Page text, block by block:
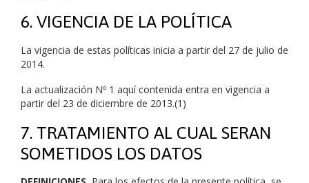
6. VIGENCIA DE LA POLÍTICA
La vigencia de estas políticas inicia a partir del 27 de julio de
2014.
La actualización Nº 1 aquí contenida entra en vigencia a
partir del 23 de diciembre de 2013.(1)
7. TRATAMIENTO AL CUAL SERAN
SOMETIDOS LOS DATOS